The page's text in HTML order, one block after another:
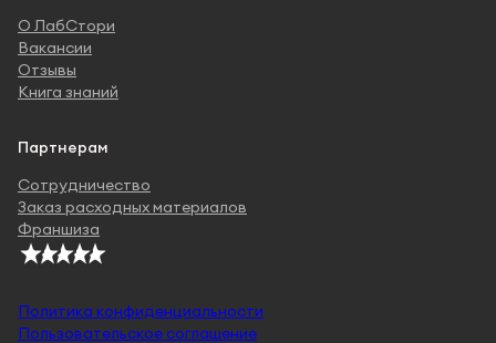
О ЛабСтори
Вакансии
Отзывы
Книга знаний
Партнерам
Сотрудничество
Заказ расходных материалов
Франшиза
Политика конфиденциальности
Пользовательское соглашение